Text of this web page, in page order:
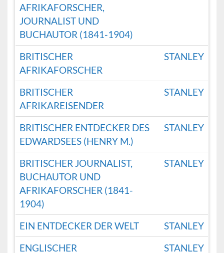
AFRIKAFORSCHER,
JOURNALIST UND
BUCHAUTOR (1841-1904)
BRITISCHER
AFRIKAFORSCHER
STANLEY
BRITISCHER
AFRIKAREISENDER
STANLEY
BRITISCHER ENTDECKER DES
EDWARDSEES (HENRY M.)
STANLEY
BRITISCHER JOURNALIST,
BUCHAUTOR UND
AFRIKAFORSCHER (1841-
1904)
STANLEY
EIN ENTDECKER DER WELT
STANLEY
ENGLISCHER
STANLEY